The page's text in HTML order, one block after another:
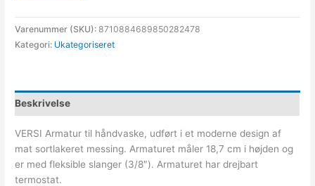
Varenummer (SKU):8710884689850282478
Kategori: Ukategoriseret
Beskrivelse
VERSI Armatur til håndvaske, udført i et moderne design af
mat sortlakeret messing. Armaturet måler 18,7 cm i højden og
er med fleksible slanger (3/8″). Armaturet har drejbart
termostat.